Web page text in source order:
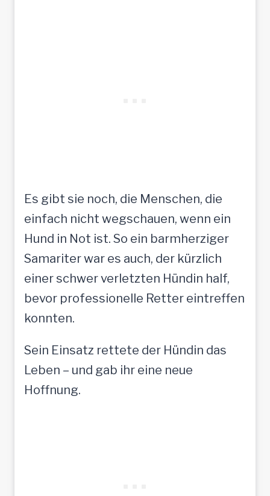
Es gibt sie noch, die Menschen, die
einfach nicht wegschauen, wenn ein
Hund in Not ist. So ein barmherziger
Samariter war es auch, der kürzlich
einer schwer verletzten Hündin half,
bevor professionelle Retter eintreffen
konnten.
Sein Einsatz rettete der Hündin das
Leben – und gab ihr eine neue
Hoffnung.